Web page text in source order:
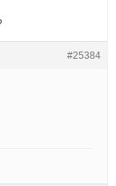
#25384